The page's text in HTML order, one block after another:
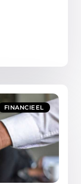
FINANCIEEL